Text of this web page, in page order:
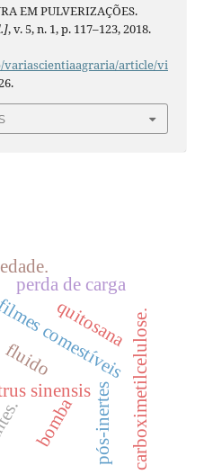
EM PULVERIZAÇÕES.
, v. 5, n. 1, p. 117–123, 2018.
article/vi
sinensis
comestíveis
quitosanacarboximetilcelulose.
perda de carga
fluido
bomba pós-inertes